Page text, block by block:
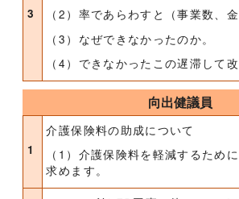
3
（2）率であらわすと（事業数、金
（3）なぜできなかったのか。
（4）できなかったこの遅滞して改
向出健議員
1
介護保険料の助成について
（1）介護保険料を軽減するため
求めます。